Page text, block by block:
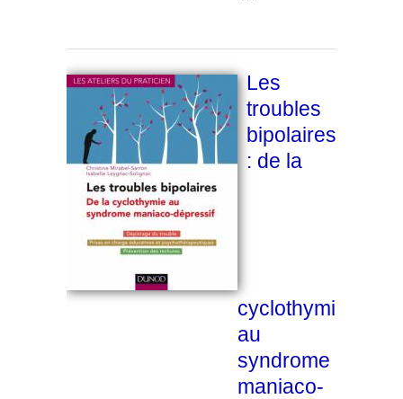
Les
troubles
bipolaires
: de la
cyclothymie
au
syndrome
maniaco-